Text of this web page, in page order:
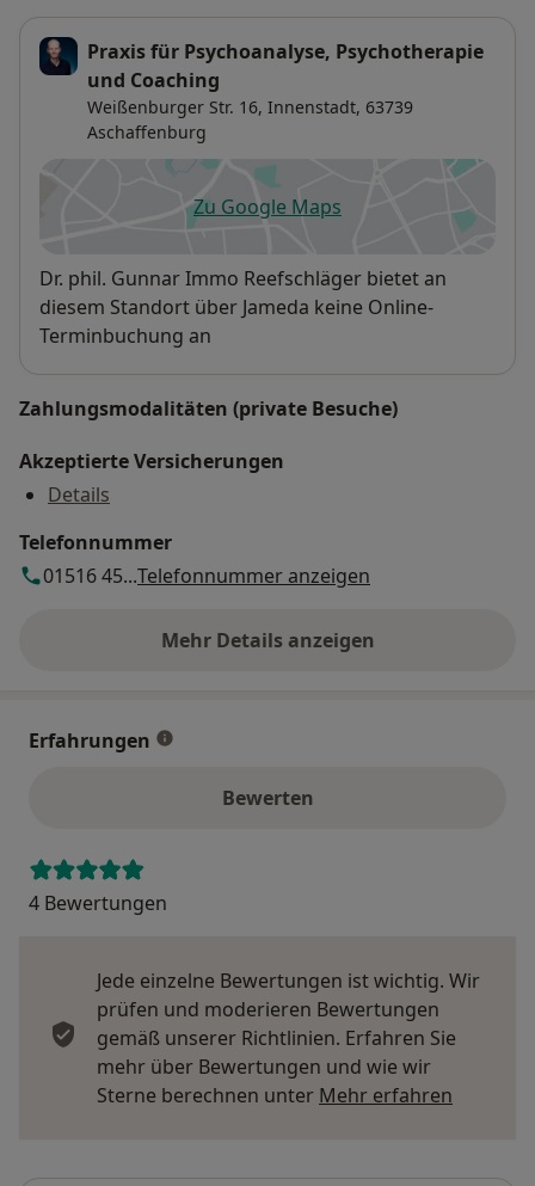
wirkliches Verstehen zustande kommt. Dann ist
genügend Raum vorhanden, dies zu besprechen und
sich an eine andere Kollegin oder einen anderen
Kollegen zu wenden.
(Quelle: DGPT-Infoflyer für Patientinnen und
Praxis für Psychoanalyse, Psychotherapie
und Coaching
Weißenburger Str. 16, Innenstadt, 63739
Aschaffenburg
Zu Google Mapsöffnet in einer neuen
Verfügbarkeit
Dr. phil. Gunnar Immo Reefschläger bietet an
diesem Standort über Jameda keine Online-
Terminbuchung an
Zahlungsmodalitäten (private Besuche)
Akzeptierte Versicherungen
Details
Telefonnummer
01516 45...Telefonnummer anzeigen
Mehr Details anzeigen
über die Adresse
Erfahrungen
Bewerten
4 Bewertungen
Jede einzelne Bewertungen ist wichtig. Wir
prüfen und moderieren Bewertungen
gemäß unserer Richtlinien. Erfahren Sie
mehr über Bewertungen und wie wir
Sterne berechnen unter Mehr erfahren